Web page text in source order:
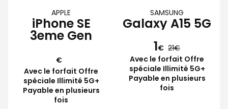
APPLE
iPhone SE
3eme Gen
€
Avec le forfait Offre
spéciale Illimité 5G+
Payable en plusieurs
fois
SAMSUNG
Galaxy A15 5G
1€ 21
Avec le forfait Offre
spéciale Illimité 5G+
Payable en plusieurs
fois